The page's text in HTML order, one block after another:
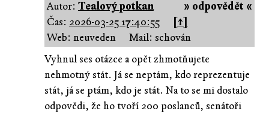
» odpovědět «
Autor: Tealový potkan
Čas: 2026-03-25 17:40:55
[↑]
Web: neuveden
Mail: schován
Vyhnul ses otázce a opět zhmotňujete
nehmotný stát. Já se neptám, kdo reprezentuje
stát, já se ptám, kdo je stát. Na to se mi dostalo
odpovědi, že ho tvoří 200 poslanců, senátoři